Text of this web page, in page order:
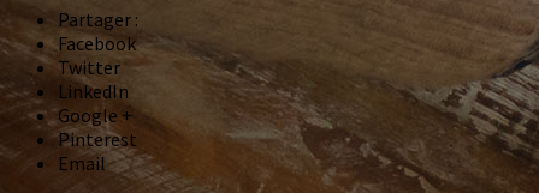
Partager :
Facebook
Twitter
LinkedIn
Google +
Pinterest
Email